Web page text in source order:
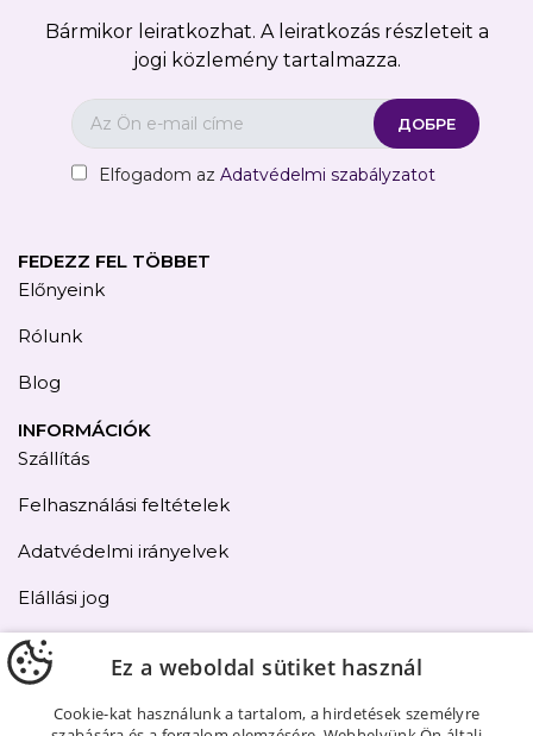
Bármikor leiratkozhat. A leiratkozás részleteit a
jogi közlemény tartalmazza.
Elfogadom az Adatvédelmi szabályzatot
FEDEZZ FEL TÖBBET
Előnyeink
Rólunk
Blog
INFORMÁCIÓK
Szállítás
Felhasználási feltételek
Adatvédelmi irányelvek
Elállási jog
Kapcsolat
Oldaltérkép
Ez a weboldal sütiket használ
Cookie-kat használunk a tartalom, a hirdetések személyre